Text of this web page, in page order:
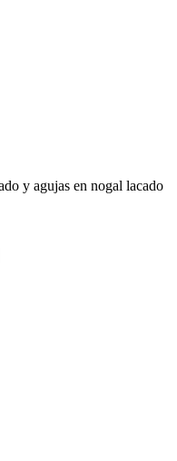
y agujas en nogal lacado